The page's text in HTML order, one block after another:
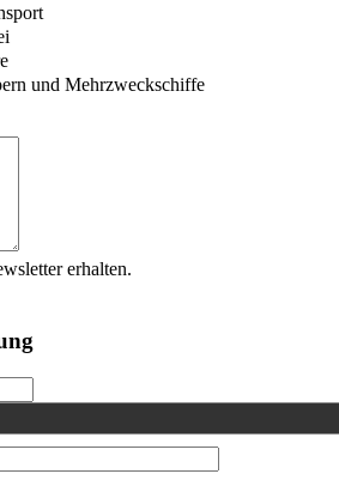
und Mehrzweckschiffe
erhalten.